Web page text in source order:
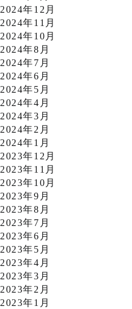
2024年12月
2024年11月
2024年10月
2024年8月
2024年7月
2024年6月
2024年5月
2024年4月
2024年3月
2024年2月
2024年1月
2023年12月
2023年11月
2023年10月
2023年9月
2023年8月
2023年7月
2023年6月
2023年5月
2023年4月
2023年3月
2023年2月
2023年1月